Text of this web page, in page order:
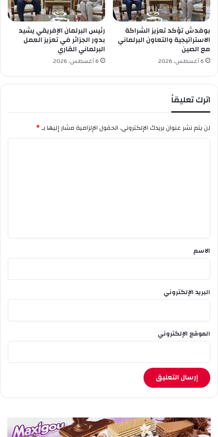
فصل الصيف حيث يزداد الطلب على هذه المادة
الحيوية.
بوفدش تؤكد تعزيز الشراكة
الاستراتيجية والتعاون البرلماني
مع الصين
6 أغسطس، 2026
رئيس البرلمان الإفريقي يشيد
بدور الجزائر في تعزيز العمل
البرلماني القاري
6 أغسطس، 2026
اترك تعليقاً
لن يتم نشر عنوان بريدك الإلكتروني.الحقول الإلزامية مشار إليها بـ*
*
الاسم
البريد الإلكتروني
الموقع الإلكتروني